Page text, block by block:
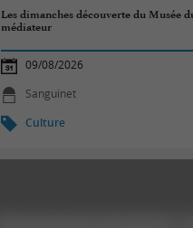
Les dimanches découverte du Musée
médiateur
09/08/2026
Sanguinet
Culture